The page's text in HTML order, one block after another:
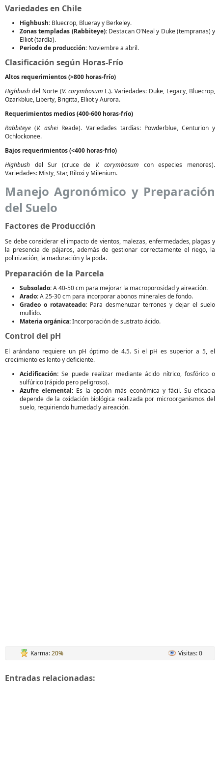
Variedades en Chile
Highbush: Bluecrop, Blueray y Berkeley.
Zonas templadas (Rabbiteye):Destacan O'Neal y Duke (tempranas) y
Elliot (tardía).
Periodo de producción: Noviembre a abril.
Clasificación según Horas-Frío
Altos requerimientos (>800 horas-frío)
Highbush del Norte (V. corymbosum L.). Variedades: Duke, Legacy, Bluecrop,
Ozarkblue, Liberty, Brigitta, Elliot y Aurora.
Requerimientos medios (400-600 horas-frío)
Rabbiteye (V. ashei Reade). Variedades tardías: Powderblue, Centurion y
Ochlockonee.
Bajos requerimientos (<400 horas-frío)
Highbush del Sur (cruce de V. corymbosum con especies menores).
Variedades: Misty, Star, Biloxi y Milenium.
Manejo Agronómico y Preparación
del Suelo
Factores de Producción
Se debe considerar el impacto de vientos, malezas, enfermedades, plagas y
la presencia de pájaros, además de gestionar correctamente el riego, la
polinización, la maduración y la poda.
Preparación de la Parcela
Subsolado:A 40-50 cm para mejorar la macroporosidad y aireación.
Arado:A 25-30 cm para incorporar abonos minerales de fondo.
Gradeo o rotavateado: Para desmenuzar terrones y dejar el suelo
mullido.
Materia orgánica:Incorporación de sustrato ácido.
Control del pH
El arándano requiere un pH óptimo de 4.5. Si el pH es superior a 5, el
crecimiento es lento y deficiente.
Acidificación: Se puede realizar mediante ácido nítrico, fosfórico o
sulfúrico (rápido pero peligroso).
Azufre elemental: Es la opción más económica y fácil. Su eficacia
depende de la oxidación biológica realizada por microorganismos del
suelo, requiriendo humedad y aireación.
Karma:20% Visitas: 0
Entradas relacionadas: